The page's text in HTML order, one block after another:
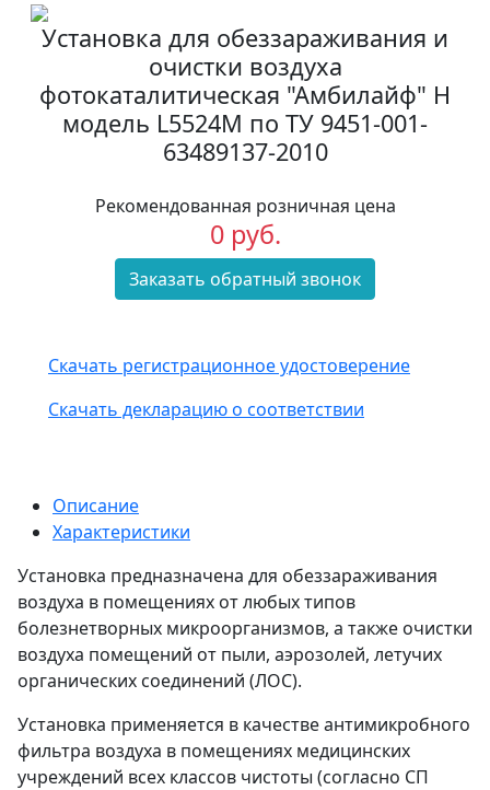
Установка для обеззараживания и
очистки воздуха
фотокаталитическая "Амбилайф" Н
модель L5524M по ТУ 9451-001-
63489137-2010
Рекомендованная розничная цена
0 руб.
Заказать обратный звонок
Скачать регистрационное удостоверение
Скачать декларацию о соответствии
Описание
Характеристики
Установка предназначена для обеззараживания
воздуха в помещениях от любых типов
болезнетворных микроорганизмов, а также очистки
воздуха помещений от пыли, аэрозолей, летучих
органических соединений (ЛОС).
Установка применяется в качестве антимикробного
фильтра воздуха в помещениях медицинских
учреждений всех классов чистоты (согласно СП